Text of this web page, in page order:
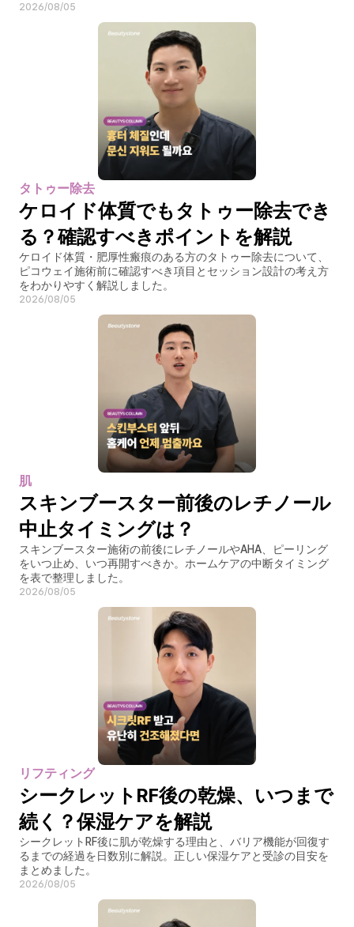
2026/08/05
タトゥー除去
ケロイド体質でもタトゥー除去でき
る？確認すべきポイントを解説
ケロイド体質・肥厚性瘢痕のある方のタトゥー除去について、
ピコウェイ施術前に確認すべき項目とセッション設計の考え方
をわかりやすく解説しました。
2026/08/05
肌
スキンブースター前後のレチノール
中止タイミングは？
スキンブースター施術の前後にレチノールやAHA、ピーリング
をいつ止め、いつ再開すべきか。ホームケアの中断タイミング
を表で整理しました。
2026/08/05
リフティング
シークレットRF後の乾燥、いつまで
続く？保湿ケアを解説
シークレットRF後に肌が乾燥する理由と、バリア機能が回復す
るまでの経過を日数別に解説。正しい保湿ケアと受診の目安を
まとめました。
2026/08/05